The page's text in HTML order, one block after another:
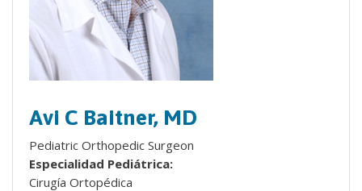
Avi C Baitner, MD
Pediatric Orthopedic Surgeon
Especialidad Pediátrica:
Cirugía Ortopédica